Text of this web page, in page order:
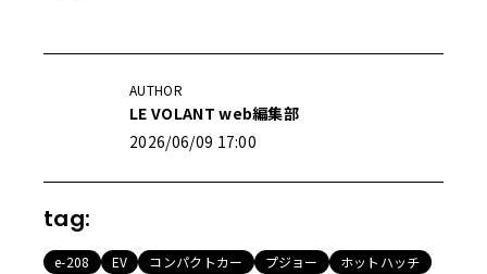
AUTHOR
LE VOLANT web編集部
2026/06/09 17:00
tag:
e-208 EV コンパクトカー プジョー
ホットハッチ